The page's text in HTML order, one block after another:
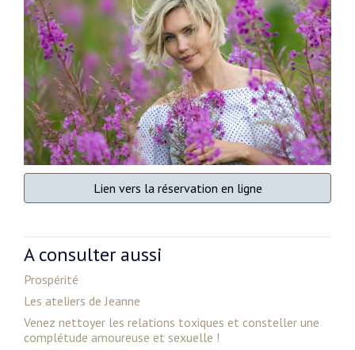
Lien vers la réservation en ligne
A consulter aussi
Prospérité
Les ateliers de Jeanne
Venez nettoyer les relations toxiques et consteller une
complétude amoureuse et sexuelle !